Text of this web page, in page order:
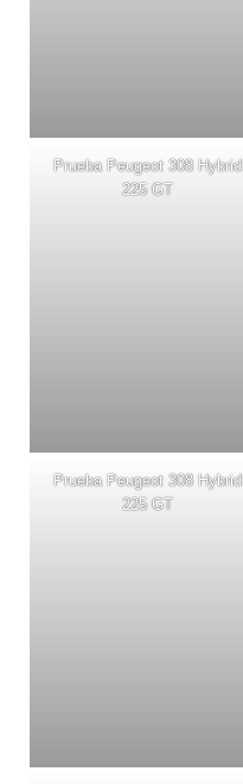
Prueba Peugeot 308 Hybrid
225 GT
Prueba Peugeot 308 Hybrid
225 GT